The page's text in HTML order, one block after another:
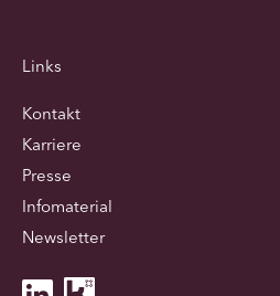
Links
Kontakt
Karriere
Presse
Infomaterial
Newsletter